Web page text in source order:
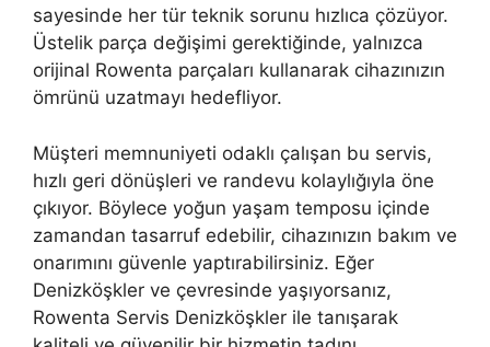
sayesinde her tür teknik sorunu hızlıca çözüyor.
Üstelik parça değişimi gerektiğinde, yalnızca
orijinal Rowenta parçaları kullanarak cihazınızın
ömrünü uzatmayı hedefliyor.
Müşteri memnuniyeti odaklı çalışan bu servis,
hızlı geri dönüşleri ve randevu kolaylığıyla öne
çıkıyor. Böylece yoğun yaşam temposu içinde
zamandan tasarruf edebilir, cihazınızın bakım ve
onarımını güvenle yaptırabilirsiniz. Eğer
Denizköşkler ve çevresinde yaşıyorsanız,
Rowenta Servis Denizköşkler ile tanışarak